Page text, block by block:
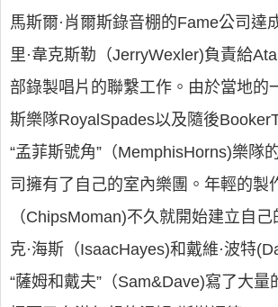
馬斯爾·肖爾斯錄音棚的Fame公司達
里·韋克斯勒（JerryWexler)負責給
部錄製唱片的聯繫工作。由於當地的
斯樂隊RoyalSpades以及隨後
“孟菲斯號角”（MemphisHorns)樂隊
司擁有了自己的室內樂團。年輕的製
（ChipsMoman)不久就開始建立自
克·海斯（IsaacHayes)和戴維·波特
“薩姆和戴夫”（Sam&Dave)寫了大量